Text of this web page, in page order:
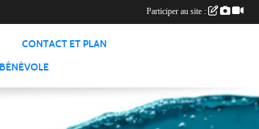
CONTACT ET PLAN
Participer au site :